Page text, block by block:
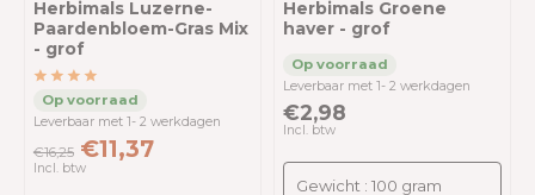
Herbimals Luzerne-
Paardenbloem-Gras Mix
- grof
Leverbaar met 1- 2 werkdagen
€16,25 €11,37
Incl. btw
Herbimals Groene
haver - grof
Leverbaar met 1- 2 werkdagen
€2,98
Incl. btw